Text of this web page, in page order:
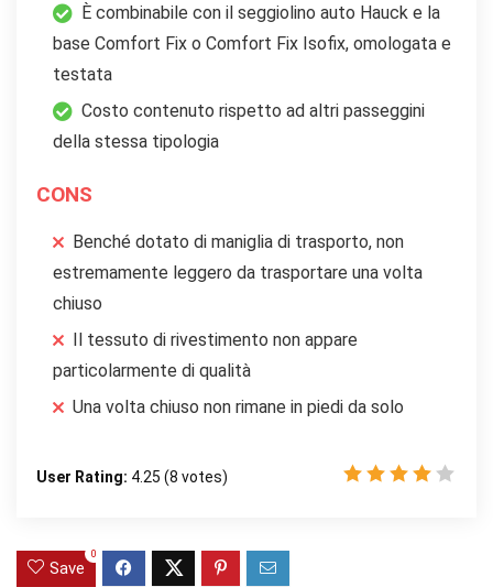
È combinabile con il seggiolino auto Hauck e la
base Comfort Fix o Comfort Fix Isofix, omologata e
testata
Costo contenuto rispetto ad altri passeggini
della stessa tipologia
CONS
Benché dotato di maniglia di trasporto, non
estremamente leggero da trasportare una volta
chiuso
Il tessuto di rivestimento non appare
particolarmente di qualità
Una volta chiuso non rimane in piedi da solo
User Rating: 4.25 (8 votes)
Save
0